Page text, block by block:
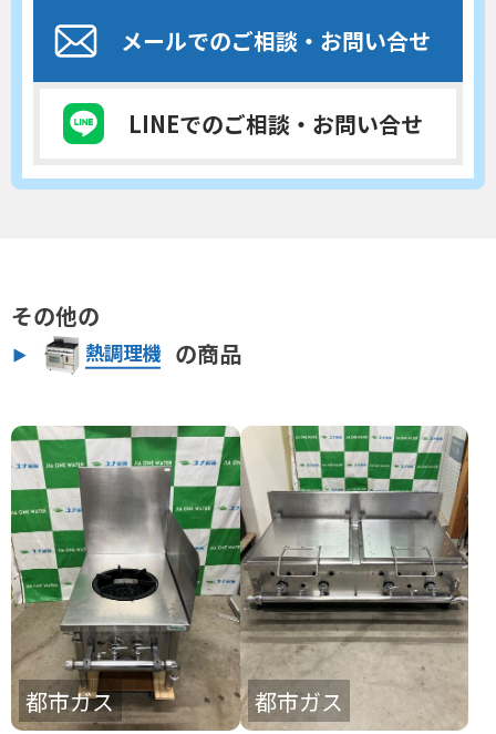
メールでのご相談 ・お問い合せ
LINEでのご相談 ・お問い合せ
その他の
熱調理機 の商品
都市ガス 都市ガス